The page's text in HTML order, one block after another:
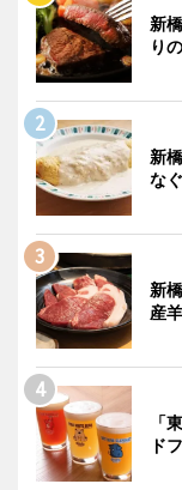
新
り
新
な
新
産
「
ド